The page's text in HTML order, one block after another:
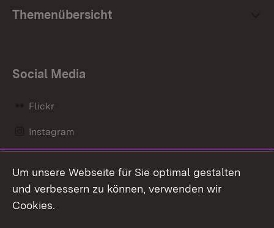
Themenübersicht
Social Media
Flickr
Instagram
Mastodon
Messenger
Um unsere Webseite für Sie optimal gestalten
und verbessern zu können, verwenden wir
Cookies.